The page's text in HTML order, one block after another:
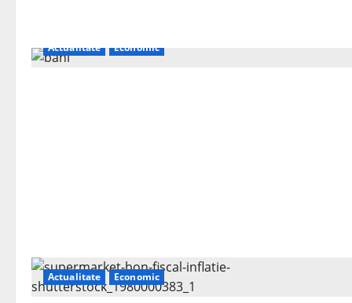
Actualitate Economic
Actualitate Economic